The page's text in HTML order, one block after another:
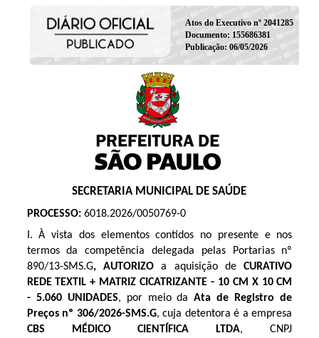
Atos do Executivo nº 2041285
Documento: 155686381
Publicação: 06/05/2026
SECRETARIA MUNICIPAL DE SAÚDE
PROCESSO: 6018.2026/0050769-0
I. À vista dos elementos contidos no presente e nos
termos da competência delegada pelas Portarias nº
890/13-SMS.G, AUTORIZOa aquisição deCURATIVO
REDE TEXTIL + MATRIZ CICATRIZANTE - 10 CM X 10 CM
- 5.060 UNIDADES, por meio daAta de Registro de
Preços nº 306/2026-SMS.G, cuja detentora é a empresa
CBS MÉDICO CIENTÍFICA LTDA, CNPJ